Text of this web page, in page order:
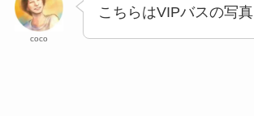
coco
こちらはVIPバスの写真